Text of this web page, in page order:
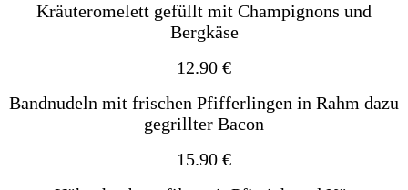
Kräuteromelett gefüllt mit Champignons und
Bergkäse
12.90 €
Bandnudeln mit frischen Pfifferlingen in Rahm dazu
gegrillter Bacon
15.90 €